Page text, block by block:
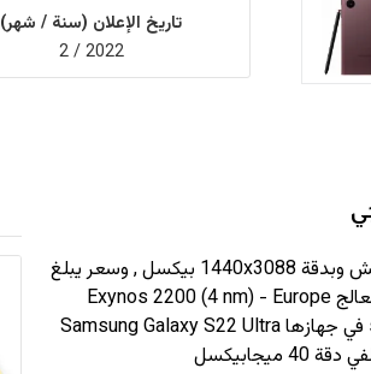
تاريخ الإعلان (سنة / شهر)
2022 / 2
1440x3088 بيكسل , وسعر يبلغ
بمعالج Exynos 2200 (4 nm) - Europe
وذاكرة رام حتى 12 جيجابايت و سعة تخزين حتى 1 تيرابايت , اعتمدت samsung في جهازها Samsung Galaxy S22 Ultra